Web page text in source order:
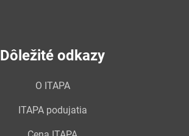
Dôležité odkazy
O ITAPA
ITAPA podujatia